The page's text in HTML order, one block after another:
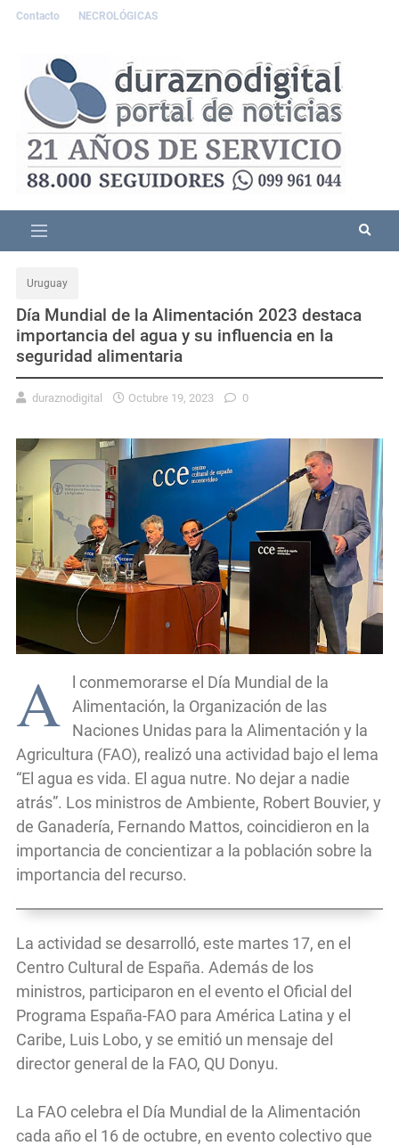
Contacto NECROLÓGICAS
Uruguay
Día Mundial de la Alimentación 2023 destaca
importancia del agua y su influencia en la
seguridad alimentaria
duraznodigital Octubre 19, 2023 0
A
l conmemorarse el Día Mundial de la
Alimentación, la Organización de las
Naciones Unidas para la Alimentación y la
Agricultura (FAO), realizó una actividad bajo el lema
“El agua es vida. El agua nutre. No dejar a nadie
atrás”. Los ministros de Ambiente, Robert Bouvier, y
de Ganadería, Fernando Mattos, coincidieron en la
importancia de concientizar a la población sobre la
importancia del recurso.
La actividad se desarrolló, este martes 17, en el
Centro Cultural de España. Además de los
ministros, participaron en el evento el Oficial del
Programa España-FAO para América Latina y el
Caribe, Luis Lobo, y se emitió un mensaje del
director general de la FAO, QU Donyu.
La FAO celebra el Día Mundial de la Alimentación
cada año el 16 de octubre, en evento colectivo que